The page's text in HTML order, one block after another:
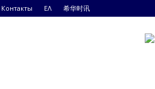
Контакты ΕΛ 希华时讯